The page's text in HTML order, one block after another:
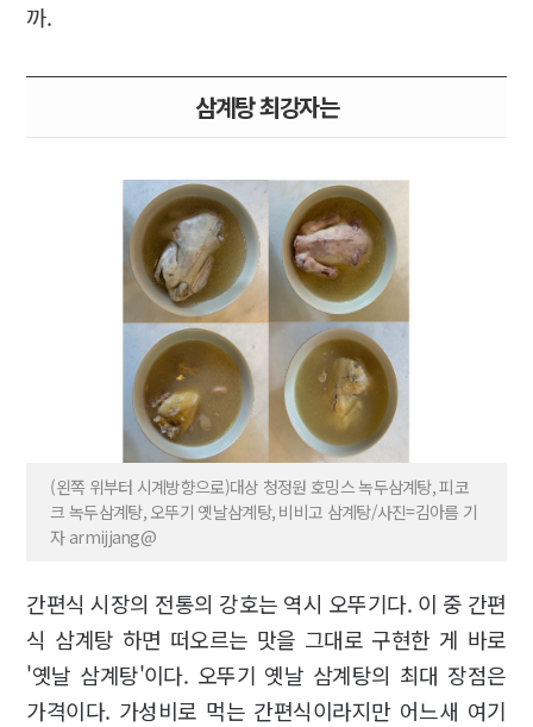
까.
삼계탕 최강자는
(왼쪽 위부터 시계방향으로)대상 청정원 호밍스 녹두삼계탕, 피코
크 녹두삼계탕, 오뚜기 옛날삼계탕, 비비고 삼계탕/사진=김아름 기
자 armijjang@
간편식 시장의 전통의 강호는 역시 오뚜기다. 이 중 간편
식 삼계탕 하면 떠오르는 맛을 그대로 구현한 게 바로
'옛날 삼계탕'이다. 오뚜기 옛날 삼계탕의 최대 장점은
가격이다. 가성비로 먹는 간편식이라지만 어느새 여기